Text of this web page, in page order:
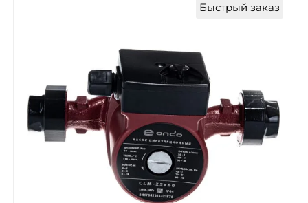
Быстрый заказ